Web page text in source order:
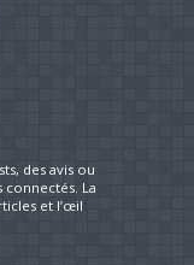
des avis ou
La
et l’œil